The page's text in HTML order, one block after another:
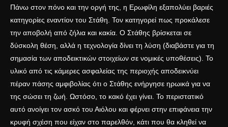
Πάνω στον πόνο και την οργή της, η Ερωφίλη εξαπολύει βαριές
κατηγορίες εναντίον του Στάθη. Τον κατηγορεί πως προκάλεσε
την αποβολή από ζήλια και κακία. Ο Στάθης βρίσκεται σε
δύσκολη θέση, αλλά η τεχνολογία δίνει τη λύση (διαβάστε για τη
σημασία των αποδεικτικών στοιχείων σε νομικές υποθέσεις). Το
υλικό από τις κάμερες ασφαλείας της περιοχής αποδεικνύει
πέραν πάσης αμφιβολίας ότι ο Στάθης ενήργησε ηρωικά για να
της σώσει τη ζωή. Ωστόσο, το κακό έχει γίνει. Το περιστατικό
αυτό ανοίγει τον ασκό του Αιόλου και φέρνει στην επιφάνεια την
κρυφή σχέση που είχαν στο παρελθόν, κάτι που θα κληθεί να